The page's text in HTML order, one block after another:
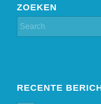
ZOEKEN
RECENTE